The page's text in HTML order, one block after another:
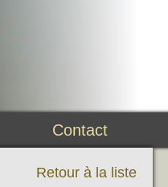
Contact
Retour à la liste